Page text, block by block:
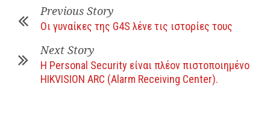
Previous Story
Οι γυναίκες της G4S λένε τις ιστορίες τους
Next Story
Η Personal Security είναι πλέον πιστοποιημένο
HIKVISION ARC (Alarm Receiving Center).